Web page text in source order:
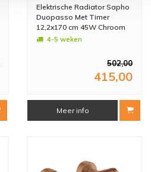
Elektrische Radiator Sapho
Duopasso Met Timer
12,2x170 cm 45W Chroom
4-5 weken
502,00
415,00
Meer info